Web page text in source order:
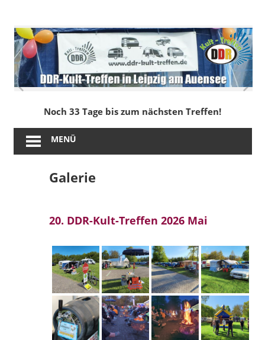
springen
DDR-
Kult-
Treffen
in
Leipzig
am
Noch 33 Tage bis zum nächsten Treffen!
MENÜ
Galerie
20. DDR-Kult-Treffen 2026 Mai